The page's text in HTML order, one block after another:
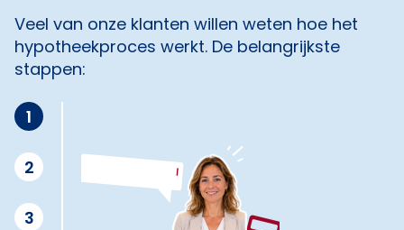
Veel van onze klanten willen weten hoe het
hypotheekproces werkt. De belangrijkste
stappen:
1
2
3